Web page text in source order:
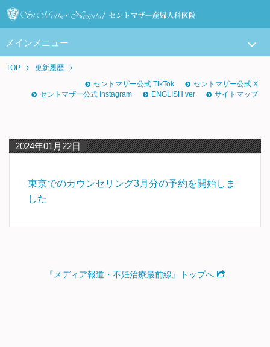
メインメニュー
TOP
更新履歴
セントマザー公式 TikTok
セントマザー公式 X
セントマザー公式 Instagram
ENGLISH ver サイトマップ
2024年01月22日
東京でのカウンセリング3月分の予約を開始しま
した
『メディア報道・不妊治療最前線』トップへ